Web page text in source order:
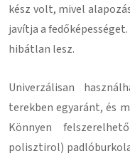
kész volt, mivel
javítja a fedőképességet.
hibátlan lesz.
Univerzálisan
terekben egyaránt, és
Könnyen
polisztirol)